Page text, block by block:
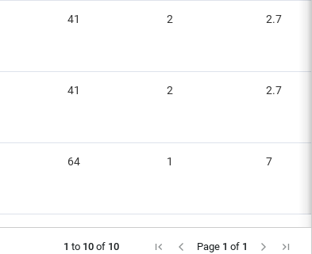
41 2 2.7
41 2 2.7
64 1 7
1 to 10 of 10 Page 1 of 1